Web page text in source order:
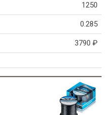
1250
0.285
3790 ₽